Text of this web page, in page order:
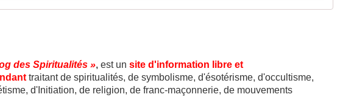
des Spiritualités », est un site d'information libre et
traitant de spiritualités, de symbolisme, d'ésotérisme, d'occultisme,
d'Initiation, de religion, de franc-maçonnerie, de mouvements